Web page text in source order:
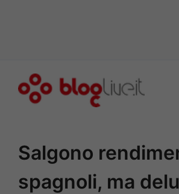
Salgono
spagnoli, ma